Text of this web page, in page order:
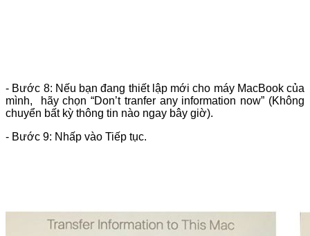
- Bước 8: Nếu bạn đang thiết lập mới cho máy MacBook của
mình, hãy chọn “Don’t tranfer any information now” (Không
chuyển bất kỳ thông tin nào ngay bây giờ).
- Bước 9: Nhấp vào Tiếp tục.